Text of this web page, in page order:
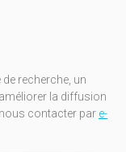
recherche, un
la diffusion
contacter par e-